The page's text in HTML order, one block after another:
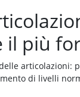
il più
articolazioni:
di livelli